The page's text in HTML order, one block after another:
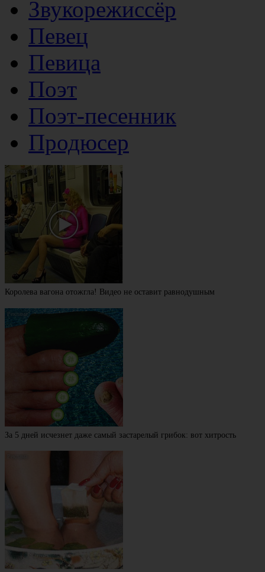
Звукорежиссёр
Певец
Певица
Поэт
Поэт-песенник
Продюсер
Королева вагона отожгла! Видео не оставит равнодушным
За 5 дней исчезнет даже самый застарелый грибок: вот хитрость